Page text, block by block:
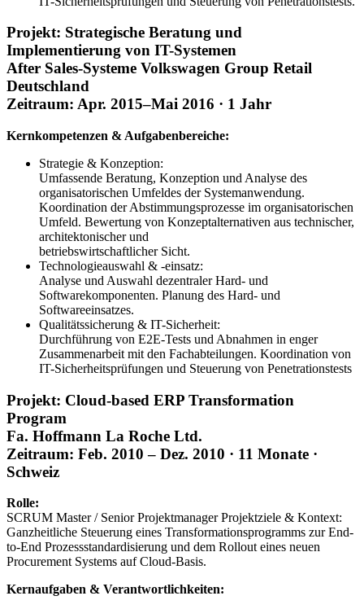
Projekt: Strategische Beratung und
Implementierung von IT-Systemen
After Sales-Systeme Volkswagen Group Retail
Deutschland
Zeitraum: Apr. 2015–Mai 2016 · 1 Jahr
Kernkompetenzen & Aufgabenbereiche:
Strategie & Konzeption:
Umfassende Beratung, Konzeption und Analyse des
organisatorischen Umfeldes der Systemanwendung.
Koordination der Abstimmungsprozesse im organisatorischen
Umfeld. Bewertung von Konzeptalternativen aus technischer,
architektonischer und
betriebswirtschaftlicher Sicht.
Technologieauswahl & -einsatz:
Analyse und Auswahl dezentraler Hard- und
Softwarekomponenten. Planung des Hard- und
Softwareeinsatzes.
Qualitätssicherung & IT-Sicherheit:
Durchführung von E2E-Tests und Abnahmen in enger
Zusammenarbeit mit den Fachabteilungen. Koordination von
IT-Sicherheitsprüfungen und Steuerung von Penetrationstests
Projekt: Cloud-based ERP Transformation
Program
Fa. Hoffmann La Roche Ltd.
Zeitraum: Feb. 2010 – Dez. 2010 · 11 Monate ·
Schweiz
Rolle:
SCRUM Master / Senior Projektmanager Projektziele & Kontext:
Ganzheitliche Steuerung eines Transformationsprogramms zur End-
to-End Prozessstandardisierung und dem Rollout eines neuen
Procurement Systems auf Cloud-Basis.
Kernaufgaben & Verantwortlichkeiten: